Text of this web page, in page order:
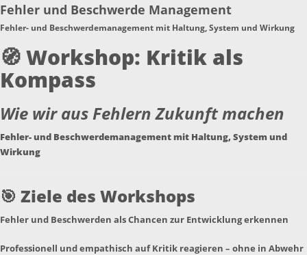
Fehler und Beschwerde Management
Fehler- und Beschwerdemanagement mit Haltung, System und Wirkung
🧭Workshop: Kritik als
Kompass
Wie wir aus Fehlern Zukunft machen
Fehler- und Beschwerdemanagement mit Haltung, System und
Wirkung
🎯 Ziele des Workshops
Fehler und Beschwerden als Chancen zur Entwicklung erkennen
Professionell und empathisch auf Kritik reagieren – ohne in Abwehr